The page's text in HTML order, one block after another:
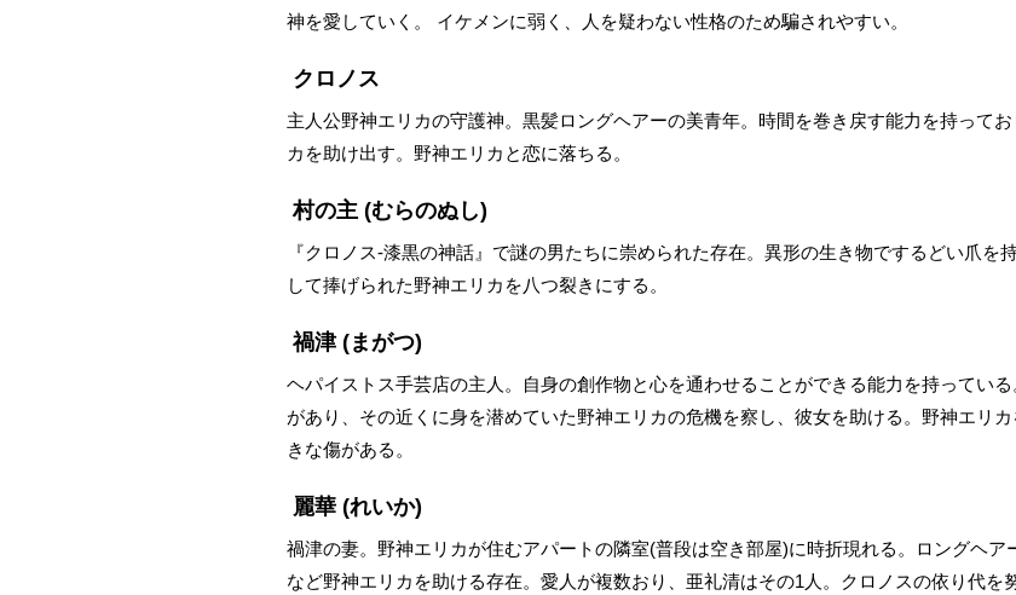
神を愛していく。 イケメンに弱く、人を疑わない性格のため騙されやすい。
クロノス
主人公野神エリカの守護神。黒髪ロングヘアーの美青年。時間を巻き戻す能力を持って
カを助け出す。野神エリカと恋に落ちる。
村の主 (むらのぬし)
『クロノス-漆黒の神話』で謎の男たちに崇められた存在。異形の生き物でするどい爪を
して捧げられた野神エリカを八つ裂きにする。
禍津(まがつ)
ヘパイストス手芸店の主人。自身の創作物と心を通わせることができる能力を持ってい
があり、その近くに身を潜めていた野神エリカの危機を察し、彼女を助ける。野神エリ
きな傷がある。
麗華 (れいか)
禍津の妻。野神エリカが住むアパートの隣室(普段は空き部屋)に時折現れる。ロングヘ
など野神エリカを助ける存在。愛人が複数おり、亜礼清はその1人。クロノスの依り代を